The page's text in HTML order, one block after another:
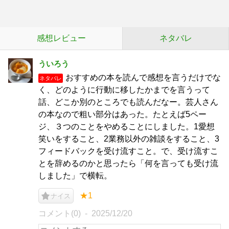
感想レビュー ネタバレ
ういろう
ネタバレ
おすすめの本を読んで感想を言うだけでな
く、どのように行動に移したかまでを言うって
話、どこか別のところでも読んだなー。芸人さん
の本なので粗い部分はあった。たとえば5ペー
ジ、３つのことをやめることにしました。1愛想
笑いをすること、2業務以外の雑談をすること、3
フィードバックを受け流すこと。で、受け流すこ
とを辞めるのかと思ったら「何を言っても受け流
しました」で横転。
ナイス ★1
コメント(0) 2025/12/20